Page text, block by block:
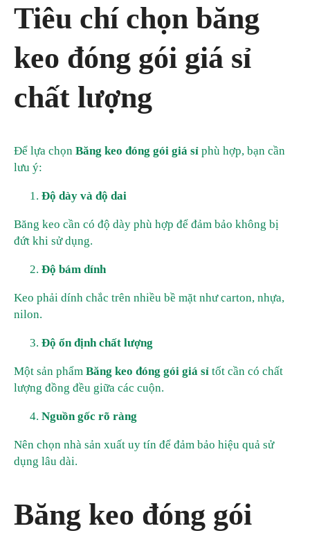
Tiêu chí chọn băng
keo đóng gói giá sỉ
chất lượng
Để lựa chọn Băng keo đóng gói giá sỉ phù hợp, bạn cần
lưu ý:
Độ dày và độ dai
Băng keo cần có độ dày phù hợp để đảm bảo không bị
đứt khi sử dụng.
Độ bám dính
Keo phải dính chắc trên nhiều bề mặt như carton, nhựa,
nilon.
Độ ổn định chất lượng
Một sản phẩm Băng keo đóng gói giá sỉ tốt cần có chất
lượng đồng đều giữa các cuộn.
Nguồn gốc rõ ràng
Nên chọn nhà sản xuất uy tín để đảm bảo hiệu quả sử
dụng lâu dài.
Băng keo đóng gói